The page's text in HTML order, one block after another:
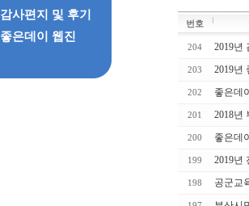
감사편지 및 후기
좋은데이 웹진
번호
204 2019년
203 2019년
202 좋은데
201 2018년
200 좋은데
199 2019년
198 공군교